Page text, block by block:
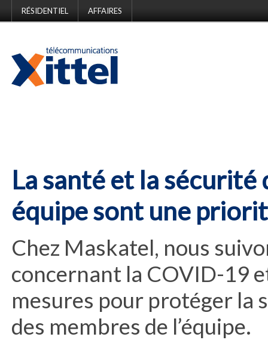
RÉSIDENTIEL AFFAIRES
La santé et la
équipe sont une
Chez Maskatel, nous
concernant la COVID-19
mesures pour protéger la
des membres de l’équipe.